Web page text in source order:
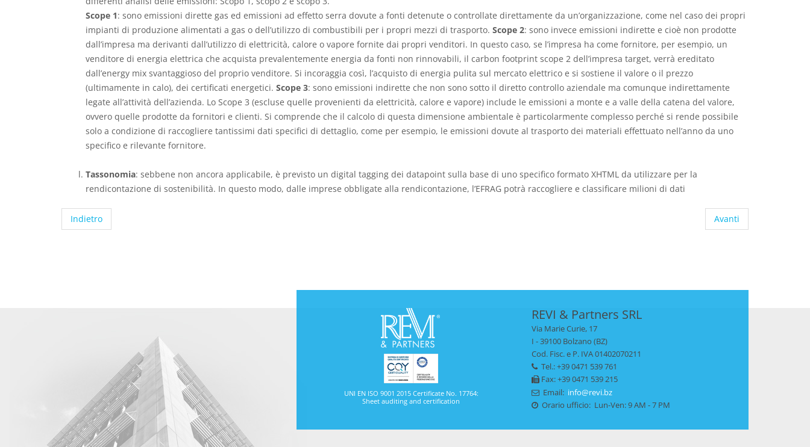
Scope 1: sono emissioni dirette gas ed emissioni ad effetto serra dovute a fonti detenute o controllate direttamente da un’organizzazione, come nel caso dei propri
impianti di produzione alimentati a gas o dell’utilizzo di combustibili per i propri mezzi di trasporto. Scope 2: sono invece emissioni indirette e cioè non prodotte
dall’impresa ma derivanti dall’utilizzo di elettricità, calore o vapore fornite dai propri venditori. In questo caso, se l’impresa ha come fornitore, per esempio, un
venditore di energia elettrica che acquista prevalentemente energia da fonti non rinnovabili, il carbon footprint scope 2 dell’impresa target, verrà ereditato
dall’energy mix svantaggioso del proprio venditore. Si incoraggia così, l’acquisto di energia pulita sul mercato elettrico e si sostiene il valore o il prezzo
(ultimamente in calo), dei certificati energetici. Scope 3: sono emissioni indirette che non sono sotto il diretto controllo aziendale ma comunque indirettamente
legate all’attività dell’azienda. Lo Scope 3 (escluse quelle provenienti da elettricità, calore e vapore) include le emissioni a monte e a valle della catena del valore,
ovvero quelle prodotte da fornitori e clienti. Si comprende che il calcolo di questa dimensione ambientale è particolarmente complesso perché si rende possibile
solo a condizione di raccogliere tantissimi dati specifici di dettaglio, come per esempio, le emissioni dovute al trasporto dei materiali effettuato nell’anno da uno
specifico e rilevante fornitore.
Tassonomia: sebbene non ancora applicabile, è previsto un digital tagging dei datapoint sulla base di uno specifico formato XHTML da utilizzare per la
rendicontazione di sostenibilità. In questo modo, dalle imprese obbligate alla rendicontazione, l’EFRAG potrà raccogliere e classificare milioni di dati
Indietro Avanti
UNI EN ISO 9001 2015 Certificate No. 17764:
Sheet auditing and certification
REVI & Partners SRL
Via Marie Curie, 17
I - 39100 Bolzano (BZ)
Cod. Fisc. e P. IVA 01402070211
Tel.: +39 0471 539 761
Fax: +39 0471 539 215
Email: info@revi.bz
Orario ufficio: Lun-Ven: 9 AM - 7 PM